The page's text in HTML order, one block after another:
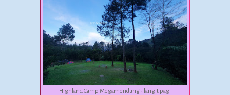
Highland Camp Megamendung - langit pagi